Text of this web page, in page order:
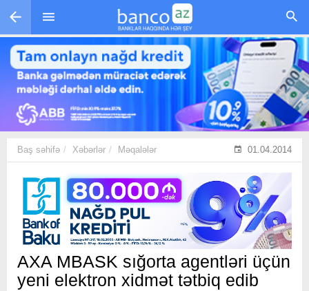
Skip to main content
Baş səhifə Xəbərlər Məqalələr 01.04.2014
AXA MBASK sığorta agentləri üçün
yeni elektron xidmət tətbiq edib